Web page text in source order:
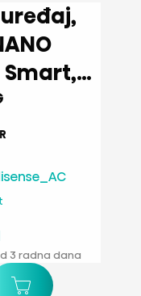
zrak, Wi-Fi
3 radna dana